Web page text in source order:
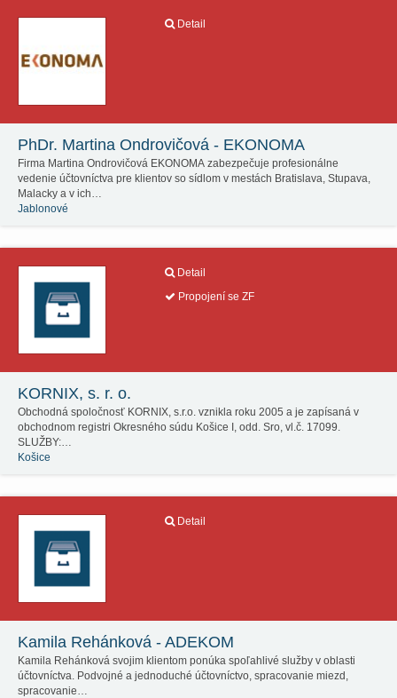
Detail
PhDr. Martina Ondrovičová - EKONOMA
Firma Martina Ondrovičová EKONOMA zabezpečuje profesionálne
vedenie účtovníctva pre klientov so sídlom v mestách Bratislava, Stupava,
Malacky a v ich…
Jablonové
Detail
Propojení se ZF
KORNIX, s. r. o.
Obchodná spoločnosť KORNIX, s.r.o. vznikla roku 2005 a je zapísaná v
obchodnom registri Okresného súdu Košice I, odd. Sro, vl.č. 17099.
SLUŽBY:…
Košice
Detail
Kamila Rehánková - ADEKOM
Kamila Rehánková svojim klientom ponúka spoľahlivé služby v oblasti
účtovníctva. Podvojné a jednoduché účtovníctvo, spracovanie miezd,
spracovanie…